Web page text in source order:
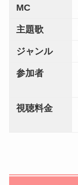
MC
主題歌
ジャンル
参加者
視聴料金